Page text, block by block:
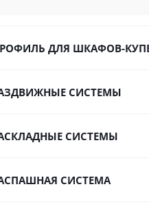
ДЛЯ ШКАФОВ-
СИСТЕМЫ
СИСТЕМЫ
СИСТЕМА